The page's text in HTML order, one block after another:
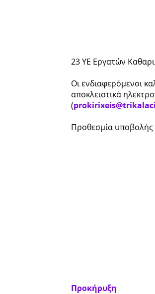
23 ΥΕ Εργατών
Οι ενδιαφερόμενοι
αποκλειστικά
(
Προθεσμία υποβολής
Προκήρυξη